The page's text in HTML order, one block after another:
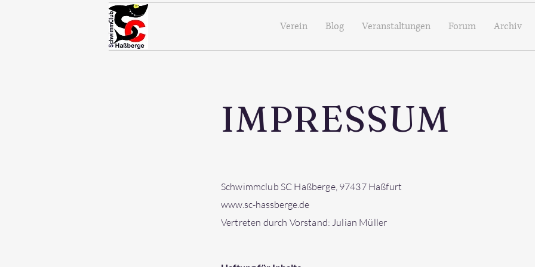
Verein Blog Veranstaltungen Forum Archiv
IMPRESSUM
Schwimmclub SC Haßberge, 97437 Haßfurt
www.sc-hassberge.de
Vertreten durch Vorstand: Julian Müller